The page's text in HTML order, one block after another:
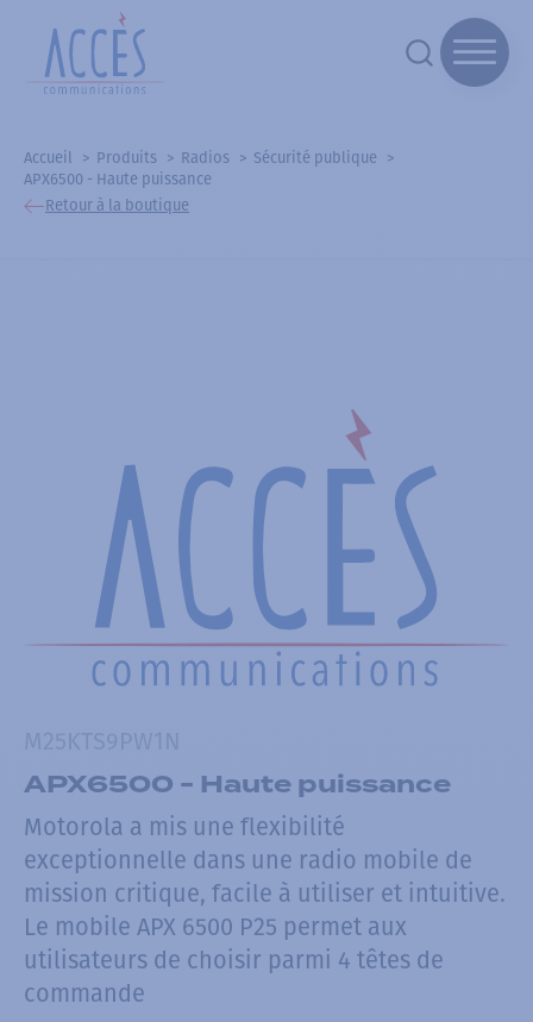
Accueil Produits Radios
Sécurité publique
APX6500 - Haute puissance
Retour à la boutique
APX6500 - Haute puissance
Motorola a mis une flexibilité
exceptionnelle dans une radio mobile de
mission critique, facile à utiliser et intuitive.
Le mobile APX 6500 P25 permet aux
utilisateurs de choisir parmi 4 têtes de
commande